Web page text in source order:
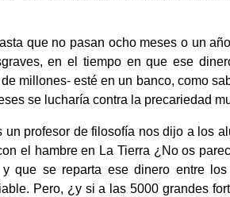
que no pasan ocho meses o un
en el tiempo en que ese
millones- esté en un banco, como
se lucharía contra la precariedad
profesor de filosofía nos dijo a los
el hambre en La Tierra ¿No os
que se reparta ese dinero entre
Pero, ¿y si a las 5000 grandes